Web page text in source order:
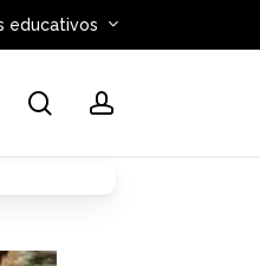
educativos
searchaccount